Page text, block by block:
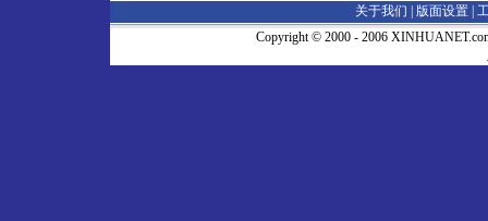
关于我们 | 版面设置
Copyright © 2000 - 2006